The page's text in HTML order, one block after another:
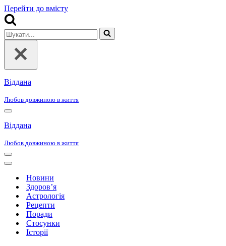
Перейти до вмісту
Шукати...
Віддана
Любов довжиною в життя
Меню
навігації
Віддана
Любов довжиною в життя
Меню
навігації
Меню
навігаціїНовини
Здоров’я
Астрологія
Рецепти
Поради
Стосунки
Історії